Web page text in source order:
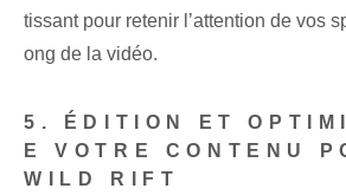
tissant pour retenir l’attention de vos
ong de la vidéo.
5. ÉDITION ET
E VOTRE CONTENU
WILD RIFT